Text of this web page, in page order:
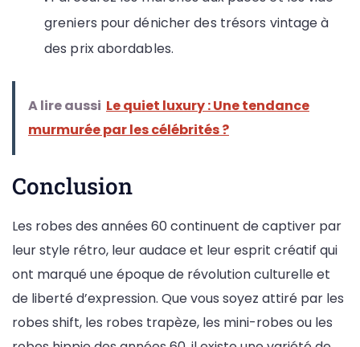
greniers pour dénicher des trésors vintage à
des prix abordables.
A lire aussi Le quiet luxury : Une tendance
murmurée par les célébrités ?
Conclusion
Les robes des années 60 continuent de captiver par
leur style rétro, leur audace et leur esprit créatif qui
ont marqué une époque de révolution culturelle et
de liberté d’expression. Que vous soyez attiré par les
robes shift, les robes trapèze, les mini-robes ou les